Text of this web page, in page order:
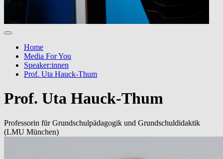
Home
Media For You
Speaker:innen
Prof. Uta Hauck-Thum
Prof. Uta Hauck-Thum
Professorin für Grundschulpädagogik und Grundschuldidaktik
(LMU München)